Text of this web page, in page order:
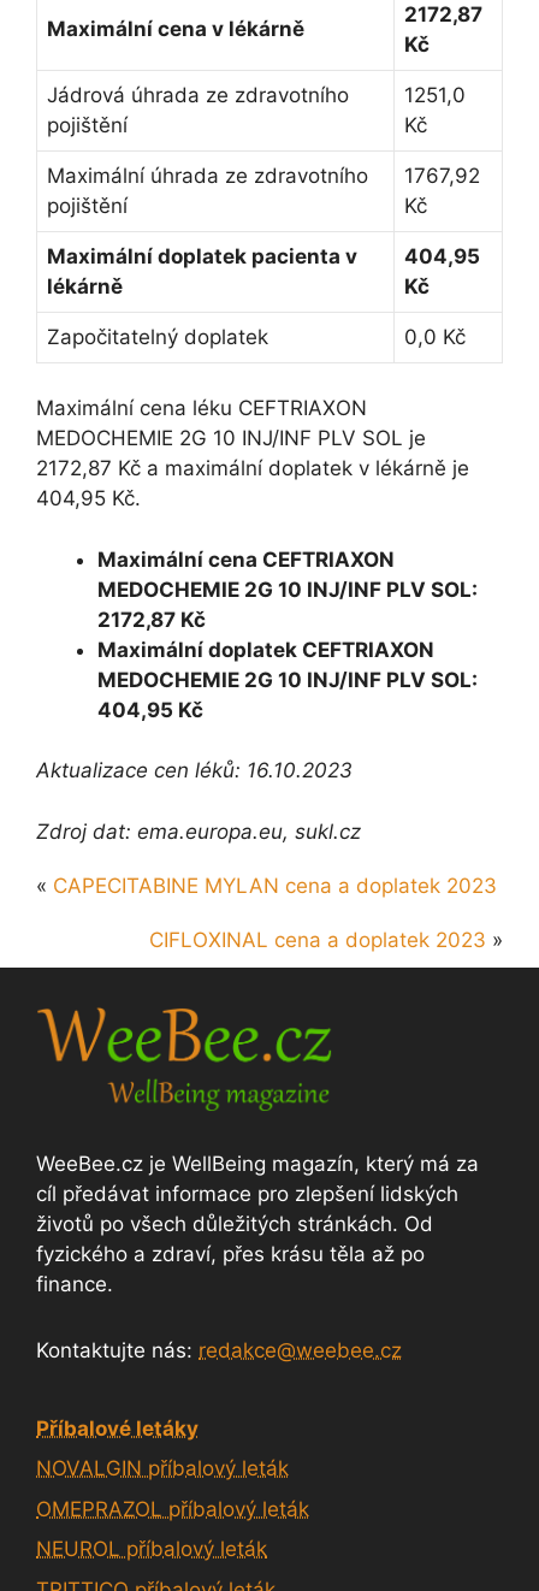
Maximální cena v lékárně
2172,87
Kč
Jádrová úhrada ze zdravotního
pojištění
1251,0
Kč
Maximální úhrada ze zdravotního
pojištění
1767,92
Kč
Maximální doplatek pacienta v
lékárně
404,95
Kč
Započitatelný doplatek 0,0 Kč
Maximální cena léku CEFTRIAXON
MEDOCHEMIE 2G 10 INJ/INF PLV SOL je
2172,87 Kč a maximální doplatek v lékárně je
404,95 Kč.
Maximální cena CEFTRIAXON
MEDOCHEMIE 2G 10 INJ/INF PLV SOL:
2172,87 Kč
Maximální doplatek CEFTRIAXON
MEDOCHEMIE 2G 10 INJ/INF PLV SOL:
404,95 Kč
Aktualizace cen léků: 16.10.2023
Zdroj dat: ema.europa.eu, sukl.cz
« CAPECITABINE MYLAN cena a doplatek 2023
CIFLOXINAL cena a doplatek 2023 »
WeeBee.cz je WellBeing magazín, který má za
cíl předávat informace pro zlepšení lidských
životů po všech důležitých stránkách. Od
fyzického a zdraví, přes krásu těla až po
finance.
Kontaktujte nás: redakce@weebee.cz
Příbalové letáky
NOVALGIN příbalový leták
OMEPRAZOL příbalový leták
NEUROL příbalový leták